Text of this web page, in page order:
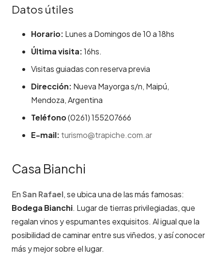
Datos útiles
Horario: Lunes a Domingos de 10 a 18hs
Última visita:16hs.
Visitas guiadas con reserva previa
Dirección: Nueva Mayorga s/n, Maipú,
Mendoza, Argentina
Teléfono(0261) 155207666
E-mail: turismo@trapiche.com.ar
Casa Bianchi
En San Rafael, se ubica una de las más famosas:
Bodega Bianchi. Lugar de tierras privilegiadas, que
regalan vinos y espumantes exquisitos. Al igual que la
posibilidad de caminar entre sus viñedos, y así conocer
más y mejor sobre el lugar.